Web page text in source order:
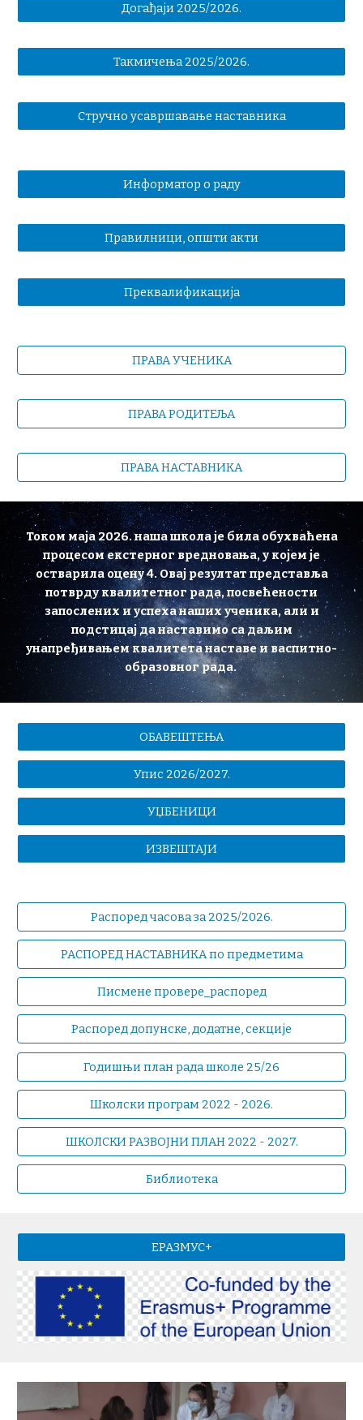
Догађаји 2025/2026.
Такмичења 2025/2026.
Стручно усавршавање наставника
Информатор о раду
Правилници, општи акти
Преквалификација
ПРАВА УЧЕНИКА
ПРАВА РОДИТЕЉА
ПРАВА НАСТАВНИКА
Током маја 2026. наша школа је била обухваћена
процесом екстерног вредновања, у којем је
остварила оцену 4. Овај резултат представља
потврду квалитетног рада, посвећености
запослених и успеха наших ученика, али и
подстицај да наставимо са даљим
унапређивањем квалитета наставе и васпитно-
образовног рада.
ОБАВЕШТЕЊА
Упис 2026/2027.
УЏБЕНИЦИ
ИЗВЕШТАЈИ
Распоред часова за 2025/2026.
РАСПОРЕД НАСТАВНИКА по предметима
Писмене провере_распоред
Распоред допунске, додатне, секције
Годишњи план рада школе 25/26
Школски програм 2022 - 2026.
ШКОЛСКИ РАЗВОЈНИ ПЛАН 2022 - 2027.
Библиотека
ЕРАЗМУС+